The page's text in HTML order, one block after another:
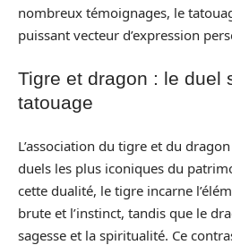
nombreux témoignages, le
puissant vecteur d’expression
Tigre et dragon : le duel
tatouage
L’association du tigre et du
duels les plus iconiques du
cette dualité, le tigre incarne
brute et l’instinct, tandis que le
sagesse et la spiritualité. Ce